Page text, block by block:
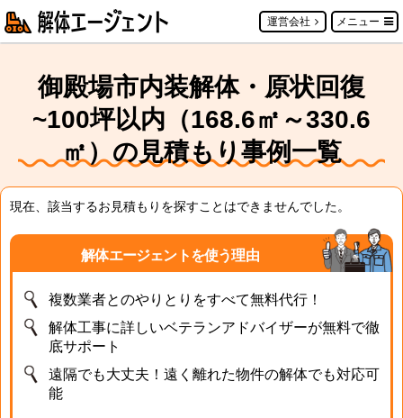
運営会社 メニュー
御殿場市内装解体・原状回復
~100坪以内（168.6㎡～330.6
㎡）の見積もり事例一覧
現在、該当するお見積もりを探すことはできませんでした。
解体エージェントを使う理由
複数業者とのやりとりをすべて無料代行！
解体工事に詳しいベテランアドバイザーが無料で徹
底サポート
遠隔でも大丈夫！遠く離れた物件の解体でも対応可
能